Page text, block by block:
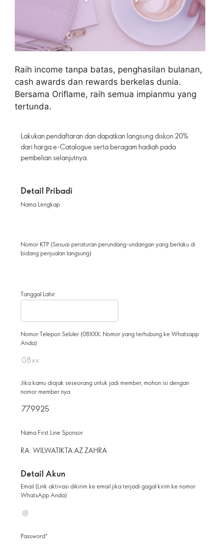
Raih income tanpa batas, penghasilan bulanan,
cash awards dan rewards berkelas dunia.
Bersama Oriflame, raih semua impianmu yang
tertunda.